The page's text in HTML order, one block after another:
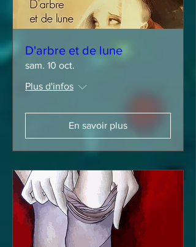
D'arbre et de lune
sam. 10 oct.
Plus d'infos
En savoir plus